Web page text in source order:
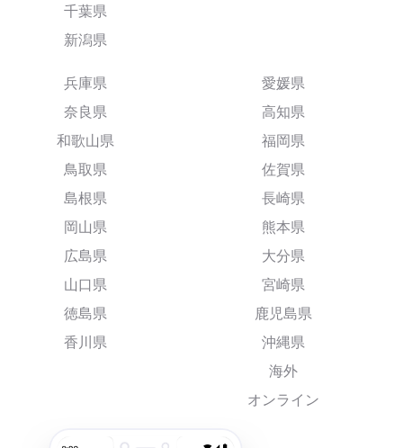
千葉県
新潟県
兵庫県
奈良県
和歌山県
鳥取県
島根県
岡山県
広島県
山口県
徳島県
香川県
愛媛県
高知県
福岡県
佐賀県
長崎県
熊本県
大分県
宮崎県
鹿児島県
沖縄県
海外
オンライン